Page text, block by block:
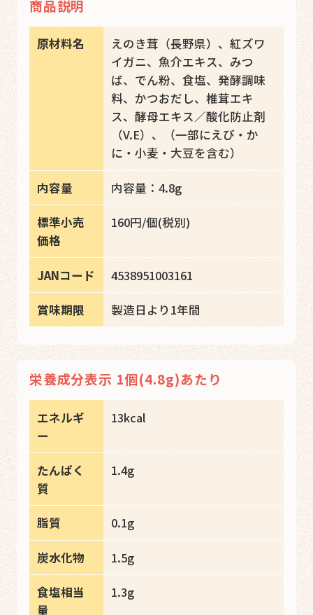
商品説明
原材料名
えのき茸（長野県）、紅ズワ
イガニ、魚介エキス、みつ
ば、でん粉、食塩、発酵調味
料、かつおだし、椎茸エキ
ス、酵母エキス／酸化防止剤
（V.E）、（一部にえび・か
に・小麦・大豆を含む）
内容量 内容量：4.8g
標準小売
価格
160円/個(税別)
JANコード 4538951003161
賞味期限 製造日より1年間
栄養成分表示 1個(4.8g)あたり
エネルギ
ー
13kcal
たんぱく
質
1.4g
脂質 0.1g
炭水化物 1.5g
食塩相当
量
1.3g